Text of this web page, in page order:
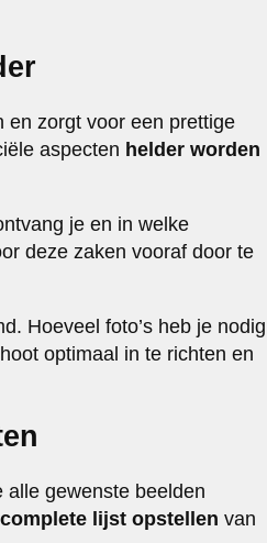
en zorgt voor een prettige
aspecten helder worden
je en in welke
deze zaken vooraf door te
Hoeveel foto’s heb je nodig
optimaal in te richten en
alle gewenste beelden
complete lijst opstellen van